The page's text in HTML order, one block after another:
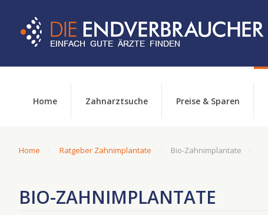
Home Zahnarztsuche Preise & Sparen
Home Ratgeber Zahnimplantate Bio-Zahnimplantate
BIO-ZAHNIMPLANTATE